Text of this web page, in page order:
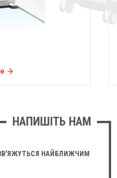
НАПИШІТЬ НАМ
НАЙБЛИЖЧИМ